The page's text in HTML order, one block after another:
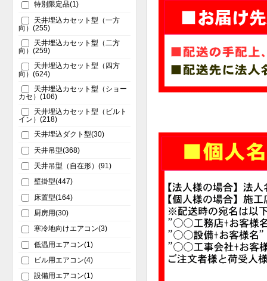
特別限定品(1)
天井埋込カセット型（一方
向）(255)
天井埋込カセット型（二方
向）(259)
天井埋込カセット型（四方
向）(624)
天井埋込カセット型（ショー
カセ）(106)
天井埋込カセット型（ビルト
イン）(218)
天井埋込ダクト型(30)
天井吊型(368)
天井吊型（自在形）(91)
壁掛型(447)
床置型(164)
厨房用(30)
寒冷地向けエアコン(3)
低温用エアコン(1)
ビル用エアコン(4)
設備用エアコン(1)